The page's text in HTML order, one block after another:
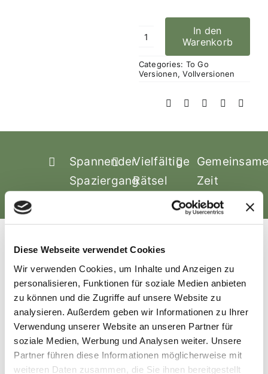
Diese Webseite verwendet Cookies
Wir verwenden Cookies, um Inhalte und Anzeigen zu
personalisieren, Funktionen für soziale Medien anbieten
zu können und die Zugriffe auf unsere Website zu
analysieren. Außerdem geben wir Informationen zu Ihrer
Verwendung unserer Website an unseren Partner für
soziale Medien, Werbung und Analysen weiter. Unsere
Partner führen diese Informationen möglicherweise mit
weiteren Daten zusammen, die Sie ihnen bereitgestellt
Rätselbriefe
Menge
In den
Warenkorb
Categories: To Go
Versionen,Vollversionen
Spannender
Spaziergang
Vielfältige
Rätsel
Zeit
Beschreibung
Das ist in deinem Rätselset enthalten:
4 mysteriöse Rätselbriefe:Jedes
Kärtchen zieht dich tiefer in die
Story. Symbole kombinieren,